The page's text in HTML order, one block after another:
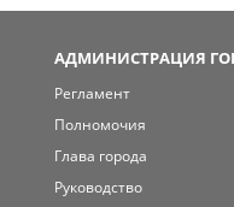
АДМИНИСТРАЦИЯ
Регламент
Полномочия
Глава города
Руководство